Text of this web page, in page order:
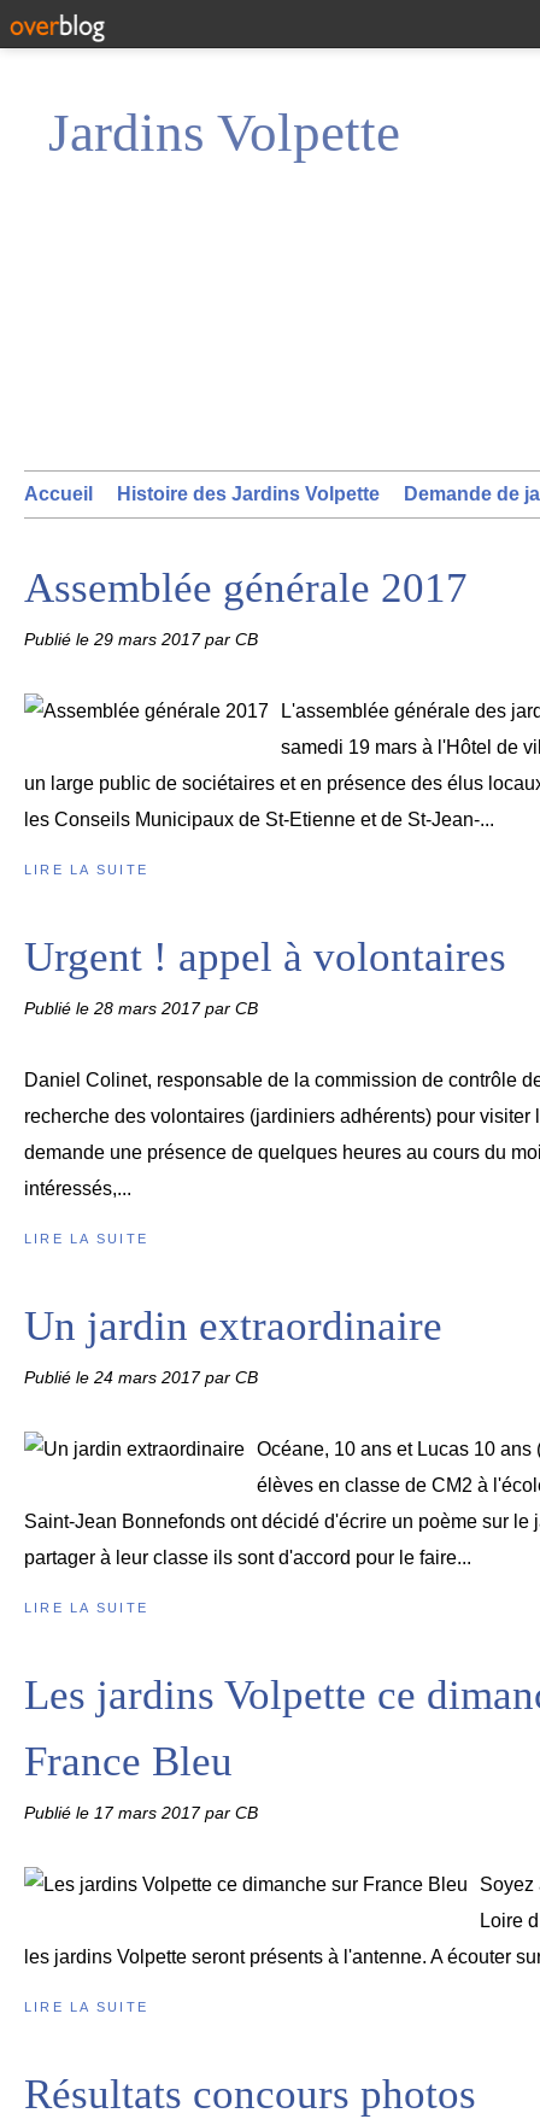
Jardins Volpette
Accueil Histoire des Jardins Volpette Demande de
Assemblée générale 2017
Publié le 29 mars 2017par CB
L'assemblée générale des
samedi 19 mars à l'Hôtel de
un large public de sociétaires et en présence des élus
les Conseils Municipaux de St-Etienne et de St-Jean-...
LIRE LA SUITE
Urgent ! appel à volontaires
Publié le 28 mars 2017par CB
Daniel Colinet, responsable de la commission de contrôle
recherche des volontaires (jardiniers adhérents) pour visiter
demande une présence de quelques heures au cours du
intéressés,...
LIRE LA SUITE
Un jardin extraordinaire
Publié le 24 mars 2017par CB
Océane, 10 ans et Lucas 10 ans
élèves en classe de CM2 à
Saint-Jean Bonnefonds ont décidé d'écrire un poème sur le
partager à leur classe ils sont d'accord pour le faire...
LIRE LA SUITE
Les jardins Volpette ce
France Bleu
Publié le 17 mars 2017par CB
Soyez
Loire
les jardins Volpette seront présents à l'antenne. A écouter
LIRE LA SUITE
Résultats concours photos